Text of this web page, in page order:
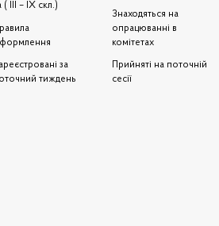
( III – IX скл.)
за
тиждень
Знаходяться на
опрацюванні в
комітетах
Прийняті на поточній
сесії